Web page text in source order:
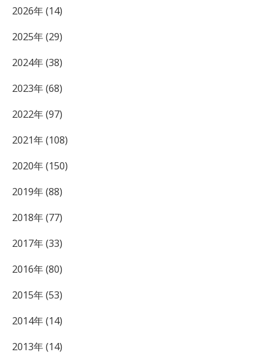
2026年 (14)
2025年 (29)
2024年 (38)
2023年 (68)
2022年 (97)
2021年 (108)
2020年 (150)
2019年 (88)
2018年 (77)
2017年 (33)
2016年 (80)
2015年 (53)
2014年 (14)
2013年 (14)